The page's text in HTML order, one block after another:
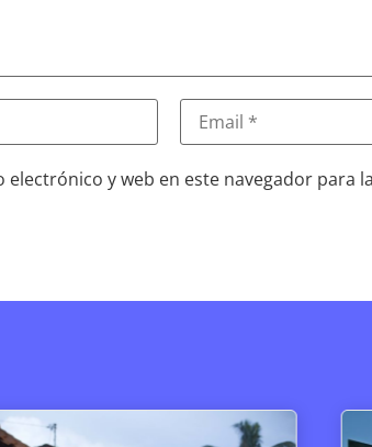
y web en este navegador para